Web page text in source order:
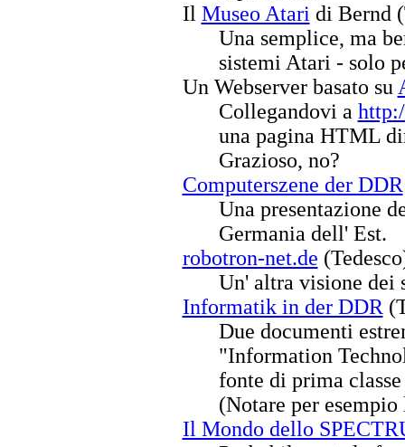
Il Museo Ataridi Bernd
Una semplice, ma
sistemi Atari - solo
Un Webserver basato su
Collegandovi a
una pagina HTML
Grazioso, no?
Computerszene der DDR
Una presentazione
Germania dell' Est.
robotron-net.de
Un' altra visione dei
Informatik in der DDR
Due documenti
"Information
fonte di prima
(Notare per
Il Mondo dello